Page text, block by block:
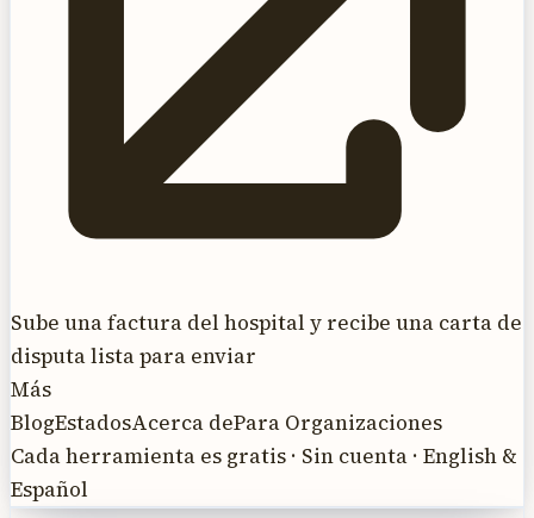
Sube una factura del hospital y recibe una carta de
disputa lista para enviar
Más
BlogEstadosAcerca dePara Organizaciones
Cada herramienta es gratis · Sin cuenta · English &
Español